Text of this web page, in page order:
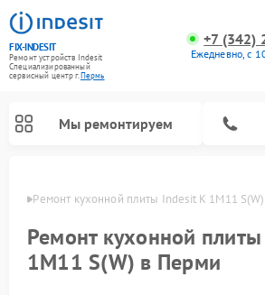
FIX-INDESIT
Ремонт устройств Indesit
Специализированный
cервисный центр г.Пермь
+7 (342)
Ежедневно, с
Мы ремонтируем
Ремонт кухонной плиты Indesit K 1M11
Ремонт кухонной
1M11 S(W) в Перми